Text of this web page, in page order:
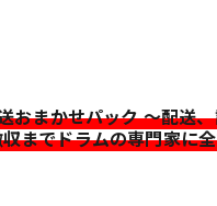
おまかせパック ～配送
までドラムの専門家に